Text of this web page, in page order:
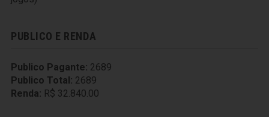
PUBLICO E RENDA
Publico Pagante: 2689
Publico Total: 2689
Renda: R$ 32.840.00